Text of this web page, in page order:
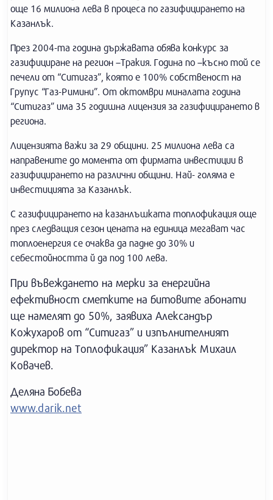
още 16 милиона лева в процеса по газифицирането на
Казанлък.
През 2004-та година държавата обява конкурс за
газифициране на регион –Тракия. Година по –късно той се
печели от “Ситигаз”, която е 100% собственост на
Групус “Газ-Римини”. От октомври миналата година
“Ситигаз” има 35 годишна лицензия за газифицирането в
региона.
Лицензията важи за 29 общини. 25 милиона лева са
направените до момента от фирмата инвестиции в
газифицирането на различни общини. Най- голяма е
инвестицията за Казанлък.
С газифицирането на казанлъшката топлофикация още
през следващия сезон цената на единица мегават час
топлоенергия се очаква да падне до 30% и
себестойността й да под 100 лева.
При въвеждането на мерки за енергийна
ефективност сметките на битовите абонати
ще намелят до 50%, заявиха Александър
Кожухаров от “Ситигаз” и изпълнителният
директор на Топлофикация” Казанлък Михаил
Ковачев.
Деляна Бобева
www.darik.net